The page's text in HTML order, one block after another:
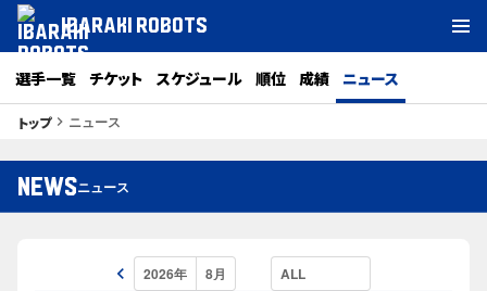
IBARAKI ROBOTS
選手一覧 チケット スケジュール 順位 成績 ニュース
トップkeyboard_arrow_right ニュース
NEWSニュース
keyboard_arrow_left